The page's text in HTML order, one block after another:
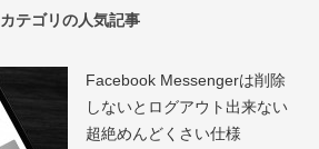
カテゴリの人気記事
Facebook Messengerは削除
しないとログアウト出来ない
超絶めんどくさい仕様